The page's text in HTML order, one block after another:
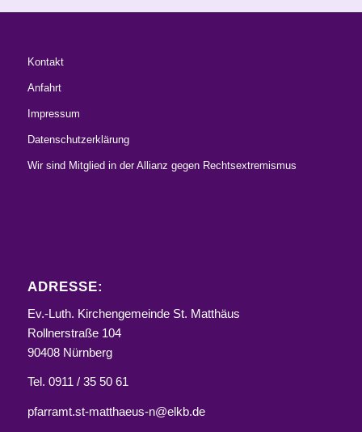
Kontakt
Anfahrt
Impressum
Datenschutzerklärung
Wir sind Mitglied in der Allianz gegen Rechtsextremismus
ADRESSE:
Ev.-Luth. Kirchengemeinde St. Matthäus
Rollnerstraße 104
90408 Nürnberg
Tel. 0911 / 35 50 61
pfarramt.st-matthaeus-n@elkb.de